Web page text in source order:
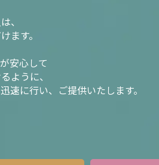
、
ます。
安心して
ように、
速に行い、ご提供いたします。